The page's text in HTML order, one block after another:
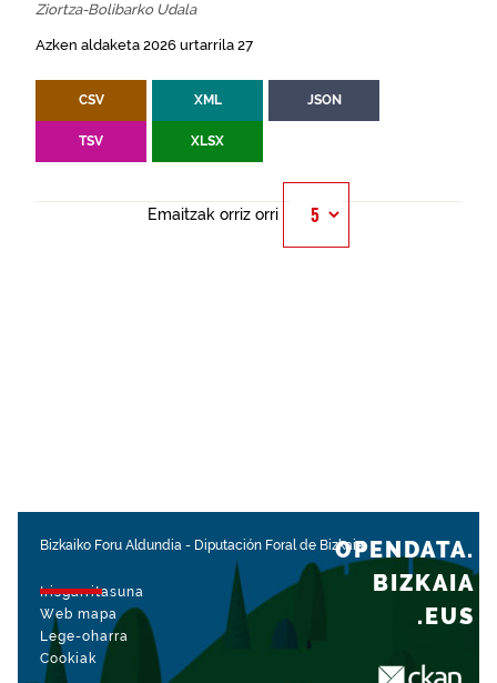
Ziortza-Bolibarko Udala
Azken aldaketa 2026 urtarrila 27
CSV XML JSON
TSV XLSX
Emaitzak orriz orri
Bizkaiko Foru Aldundia - Diputación Foral de Bizkaia
Irisgarritasuna
Web mapa
Lege-oharra
Cookiak
OPENDATA.
BIZKAIA
.EUS